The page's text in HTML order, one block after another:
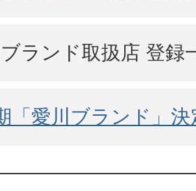
ランド取扱店 登録
「愛川ブランド」決